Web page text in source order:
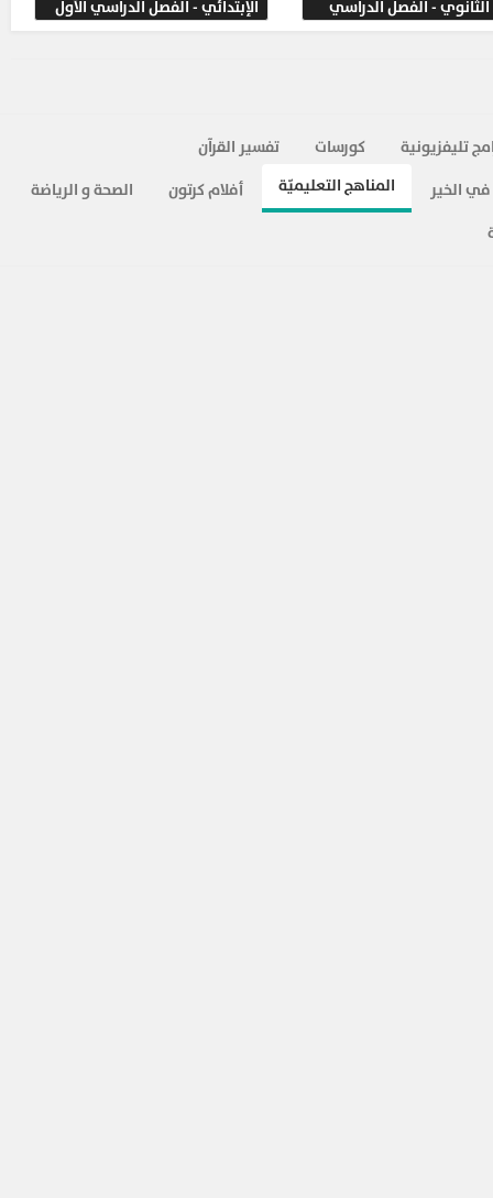
الأول الإبتدائي في مادة Math الرياضيات لغات
مادة الرياضيات - math لغات للصف الأول الإبتدائي - الفصل الدراسي الثاني
الثانوي - الفصل الدراسي
الإبتدائي - الفصل الدراسي الأول
تليفزيونية كورسات
تفسير القرآن
الخير المناهج التعليميّة أفلام كرتون
الصحة و الرياضة